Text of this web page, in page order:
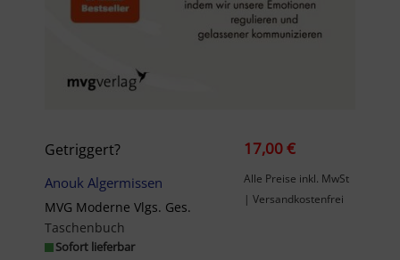
Getriggert?
Anouk Algermissen
MVG Moderne Vlgs. Ges.
Taschenbuch
Sofort lieferbar
17,00 €
Alle Preise inkl. MwSt
| Versandkostenfrei